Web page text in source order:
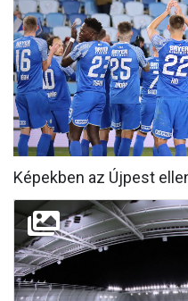
Képekben az Újpest